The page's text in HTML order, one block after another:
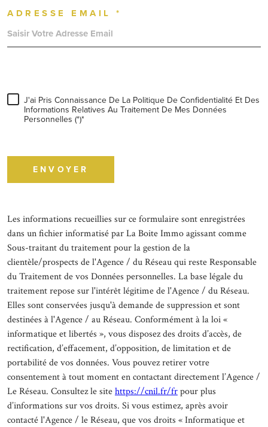
ADRESSE EMAIL *
J'ai Pris Connaissance De La Politique De Confidentialité Et Des
Informations Relatives Au Traitement De Mes Données
Personnelles (*)*
ENVOYER
Les informations recueillies sur ce formulaire sont enregistrées
dans un fichier informatisé par La Boite Immo agissant comme
Sous-traitant du traitement pour la gestion de la
clientèle/prospects de l'Agence / du Réseau qui reste Responsable
du Traitement de vos Données personnelles. La base légale du
traitement repose sur l'intérêt légitime de l'Agence / du Réseau.
Elles sont conservées jusqu'à demande de suppression et sont
destinées à l'Agence / au Réseau. Conformément à la loi «
informatique et libertés », vous disposez des droits d’accès, de
rectification, d’effacement, d’opposition, de limitation et de
portabilité de vos données. Vous pouvez retirer votre
consentement à tout moment en contactant directement l’Agence /
Le Réseau. Consultez le sitehttps://cnil.fr/frpour plus
d’informations sur vos droits. Si vous estimez, après avoir
contacté l'Agence / le Réseau, que vos droits « Informatique et